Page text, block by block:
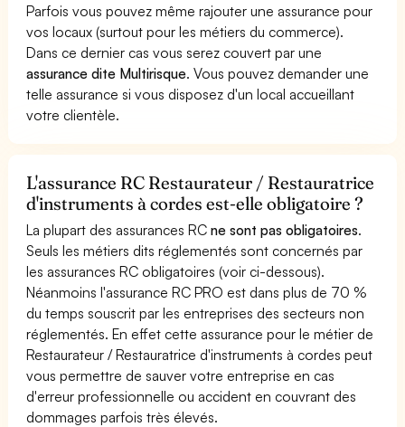
Parfois vous pouvez même rajouter une assurance pour
vos locaux (surtout pour les métiers du commerce).
Dans ce dernier cas vous serez couvert par une
assurance dite Multirisque. Vous pouvez demander une
telle assurance si vous disposez d'un local accueillant
votre clientèle.
L'assurance RC Restaurateur / Restauratrice
d'instruments à cordes est-elle obligatoire ?
La plupart des assurances RCne sont pas obligatoires.
Seuls les métiers dits réglementés sont concernés par
les assurances RC obligatoires (voir ci-dessous).
Néanmoins l'assurance RC PRO est dans plus de 70 %
du temps souscrit par les entreprises des secteurs non
réglementés. En effet cette assurance pour le métier de
Restaurateur / Restauratrice d'instruments à cordes peut
vous permettre de sauver votre entreprise en cas
d'erreur professionnelle ou accident en couvrant des
dommages parfois très élevés.